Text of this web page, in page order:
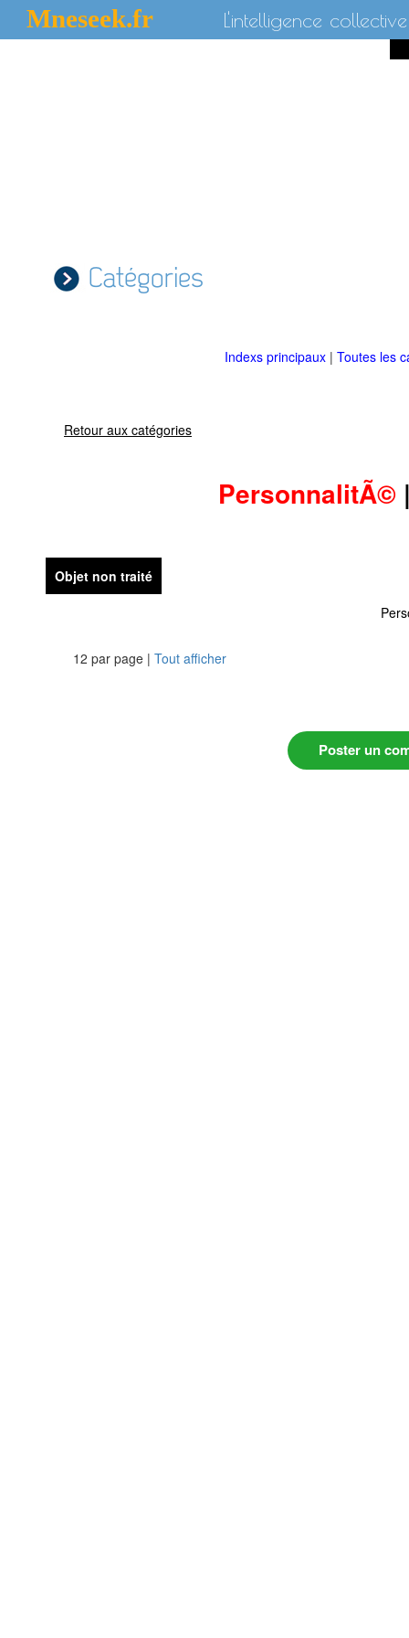
Mneseek.fr L'intelligence collective
Catégories
Indexs principaux | Toutes les
Retour aux catégories
PersonnalitÃ©
Objet non traité
12 par page | Tout afficher
Poster un